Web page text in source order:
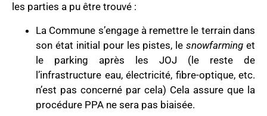
les parties a pu être trouvé :
La Commune s’engage à remettre le terrain dans
son état initial pour les pistes, lesnowfarming et
le parking après les JOJ (le reste de
l’infrastructure eau, électricité, fibre-optique, etc.
n’est pas concerné par cela) Cela assure que la
procédure PPA ne sera pas biaisée.